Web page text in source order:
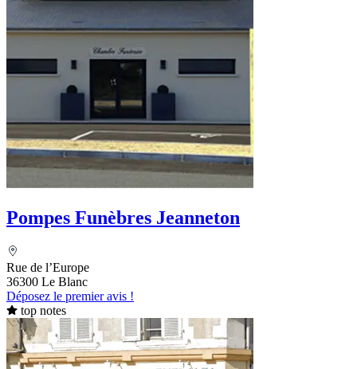
Pompes Funèbres Jeanneton
Rue de l’Europe
36300 Le Blanc
Déposez le premier avis !
top notes